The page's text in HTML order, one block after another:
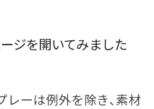
ジを開いてみました
レーは例外を除き､素材